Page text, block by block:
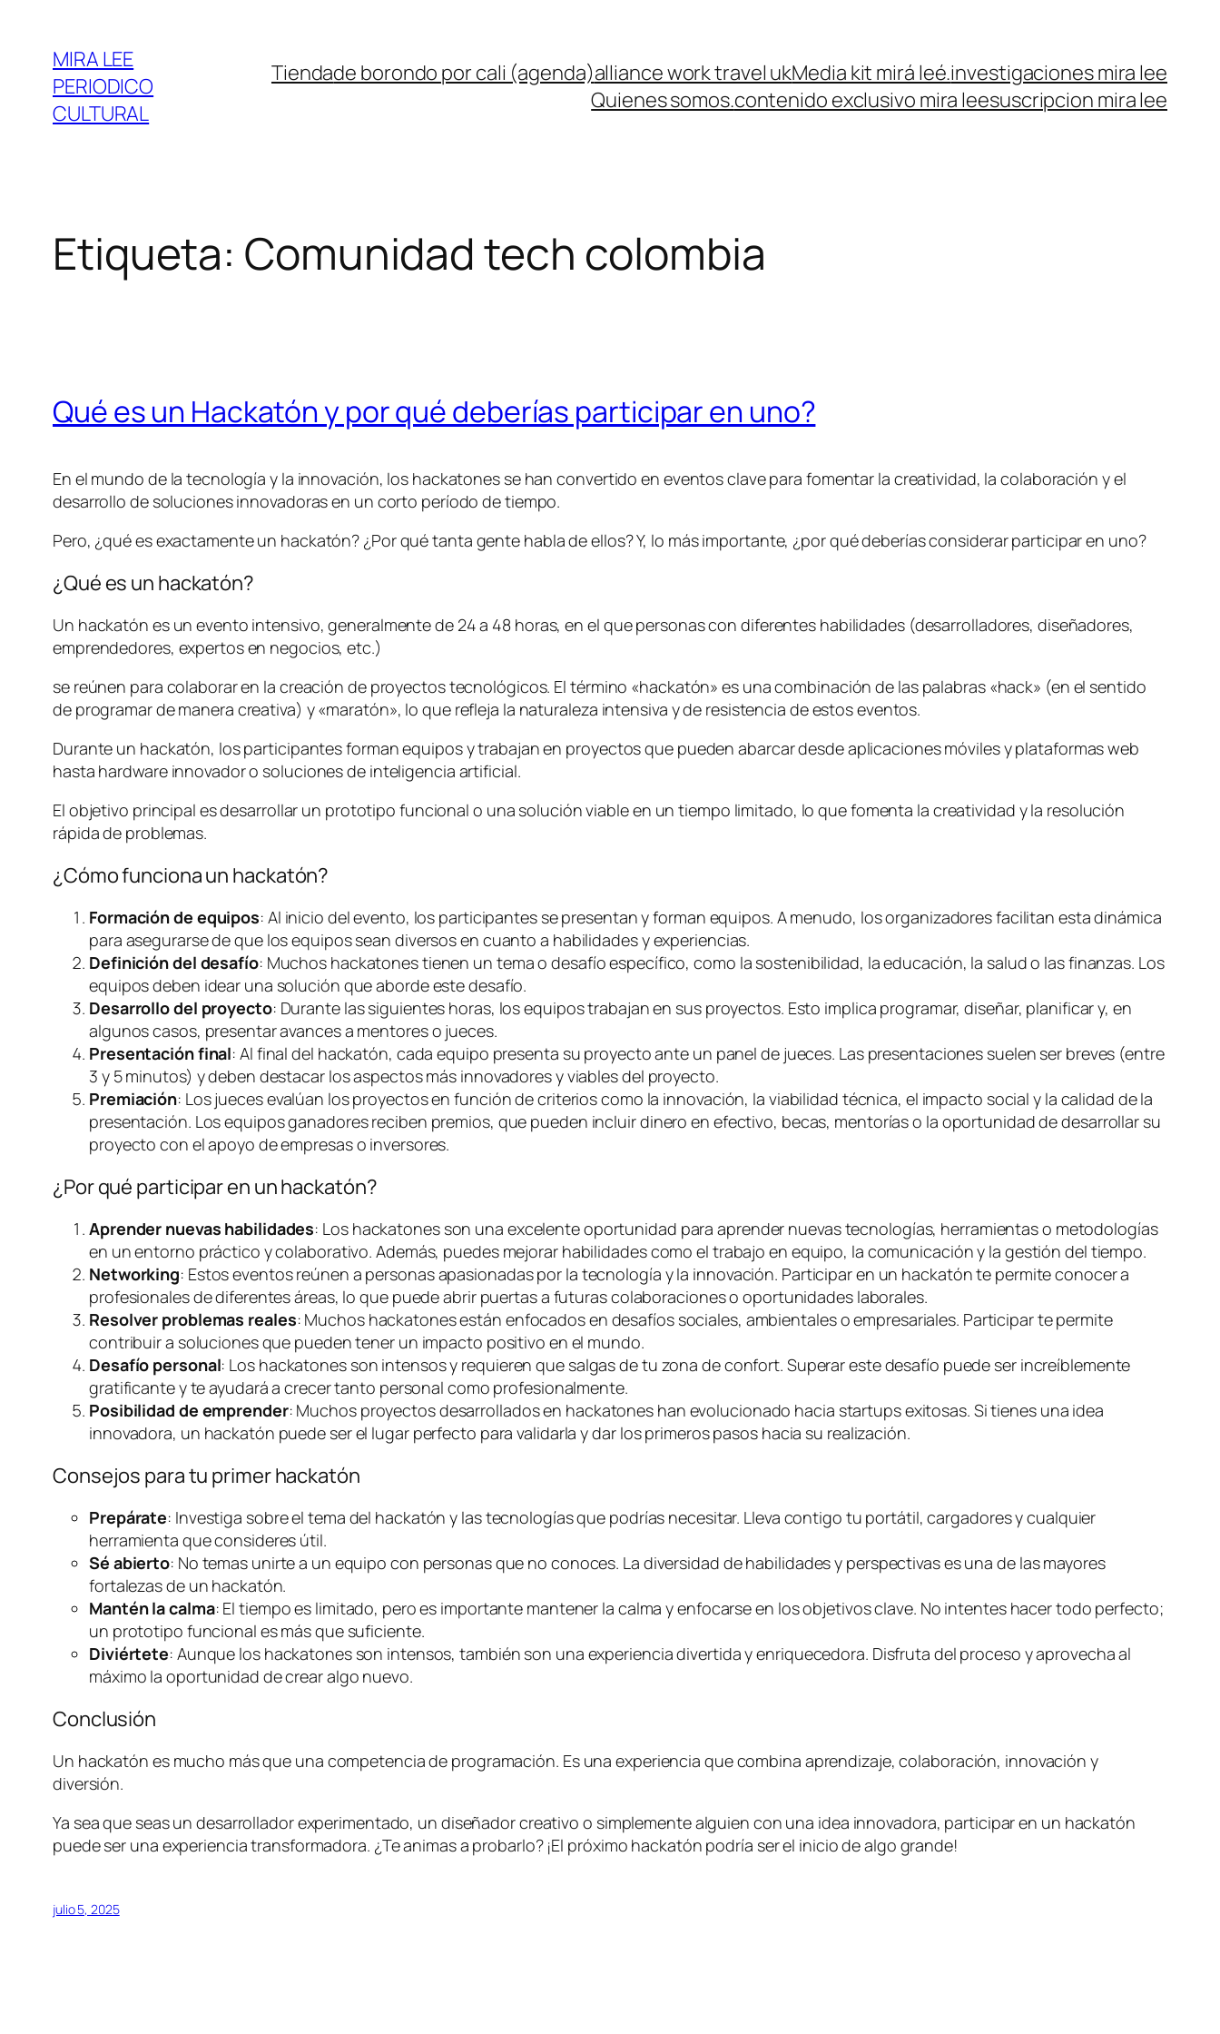
contenido
MIRA LEE
PERIODICO
CULTURAL
Tiendade borondo por cali (agenda)alliance work travel ukMedia kit mirá leé.investigaciones mira lee
Quienes somos.contenido exclusivo mira leesuscripcion mira lee
Etiqueta: Comunidad tech colombia
Qué es un Hackatón y por qué deberías participar en uno?
En el mundo de la tecnología y la innovación, los hackatones se han convertido en eventos clave para fomentar la creatividad, la colaboración y el
desarrollo de soluciones innovadoras en un corto período de tiempo.
Pero, ¿qué es exactamente un hackatón? ¿Por qué tanta gente habla de ellos? Y, lo más importante, ¿por qué deberías considerar participar en uno?
¿Qué es un hackatón?
Un hackatón es un evento intensivo, generalmente de 24 a 48 horas, en el que personas con diferentes habilidades (desarrolladores, diseñadores,
emprendedores, expertos en negocios, etc.)
se reúnen para colaborar en la creación de proyectos tecnológicos. El término «hackatón» es una combinación de las palabras «hack» (en el sentido
de programar de manera creativa) y «maratón», lo que refleja la naturaleza intensiva y de resistencia de estos eventos.
Durante un hackatón, los participantes forman equipos y trabajan en proyectos que pueden abarcar desde aplicaciones móviles y plataformas web
hasta hardware innovador o soluciones de inteligencia artificial.
El objetivo principal es desarrollar un prototipo funcional o una solución viable en un tiempo limitado, lo que fomenta la creatividad y la resolución
rápida de problemas.
¿Cómo funciona un hackatón?
Formación de equipos: Al inicio del evento, los participantes se presentan y forman equipos. A menudo, los organizadores facilitan esta dinámica
para asegurarse de que los equipos sean diversos en cuanto a habilidades y experiencias.
Definición del desafío: Muchos hackatones tienen un tema o desafío específico, como la sostenibilidad, la educación, la salud o las finanzas. Los
equipos deben idear una solución que aborde este desafío.
Desarrollo del proyecto: Durante las siguientes horas, los equipos trabajan en sus proyectos. Esto implica programar, diseñar, planificar y, en
algunos casos, presentar avances a mentores o jueces.
Presentación final: Al final del hackatón, cada equipo presenta su proyecto ante un panel de jueces. Las presentaciones suelen ser breves (entre
3 y 5 minutos) y deben destacar los aspectos más innovadores y viables del proyecto.
Premiación: Los jueces evalúan los proyectos en función de criterios como la innovación, la viabilidad técnica, el impacto social y la calidad de la
presentación. Los equipos ganadores reciben premios, que pueden incluir dinero en efectivo, becas, mentorías o la oportunidad de desarrollar su
proyecto con el apoyo de empresas o inversores.
¿Por qué participar en un hackatón?
Aprender nuevas habilidades: Los hackatones son una excelente oportunidad para aprender nuevas tecnologías, herramientas o metodologías
en un entorno práctico y colaborativo. Además, puedes mejorar habilidades como el trabajo en equipo, la comunicación y la gestión del tiempo.
Networking: Estos eventos reúnen a personas apasionadas por la tecnología y la innovación. Participar en un hackatón te permite conocer a
profesionales de diferentes áreas, lo que puede abrir puertas a futuras colaboraciones o oportunidades laborales.
Resolver problemas reales: Muchos hackatones están enfocados en desafíos sociales, ambientales o empresariales. Participar te permite
contribuir a soluciones que pueden tener un impacto positivo en el mundo.
Desafío personal: Los hackatones son intensos y requieren que salgas de tu zona de confort. Superar este desafío puede ser increíblemente
gratificante y te ayudará a crecer tanto personal como profesionalmente.
Posibilidad de emprender: Muchos proyectos desarrollados en hackatones han evolucionado hacia startups exitosas. Si tienes una idea
innovadora, un hackatón puede ser el lugar perfecto para validarla y dar los primeros pasos hacia su realización.
Consejos para tu primer hackatón
Prepárate: Investiga sobre el tema del hackatón y las tecnologías que podrías necesitar. Lleva contigo tu portátil, cargadores y cualquier
herramienta que consideres útil.
Sé abierto: No temas unirte a un equipo con personas que no conoces. La diversidad de habilidades y perspectivas es una de las mayores
fortalezas de un hackatón.
Mantén la calma: El tiempo es limitado, pero es importante mantener la calma y enfocarse en los objetivos clave. No intentes hacer todo perfecto;
un prototipo funcional es más que suficiente.
Diviértete: Aunque los hackatones son intensos, también son una experiencia divertida y enriquecedora. Disfruta del proceso y aprovecha al
máximo la oportunidad de crear algo nuevo.
Conclusión
Un hackatón es mucho más que una competencia de programación. Es una experiencia que combina aprendizaje, colaboración, innovación y
diversión.
Ya sea que seas un desarrollador experimentado, un diseñador creativo o simplemente alguien con una idea innovadora, participar en un hackatón
puede ser una experiencia transformadora. ¿Te animas a probarlo? ¡El próximo hackatón podría ser el inicio de algo grande!
julio 5, 2025